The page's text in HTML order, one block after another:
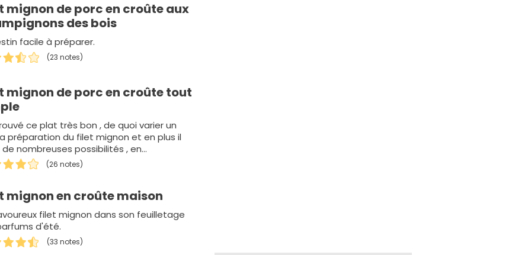
mignon de porc en croûte aux
des bois
facile à préparer.
(23 notes)
mignon de porc en croûte tout
ce plat très bon , de quoi varier un
préparation du filet mignon et en plus il
nombreuses possibilités , en…
(26 notes)
mignon en croûte maison
filet mignon dans son feuilletage
d'été.
(33 notes)